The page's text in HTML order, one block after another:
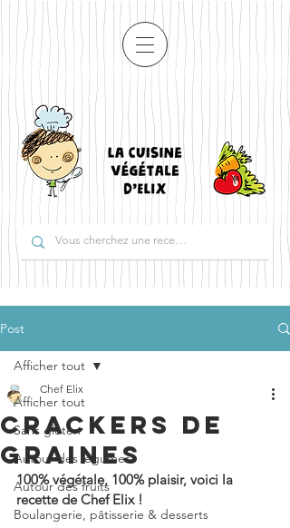
Post
Afficher tout
Sans gluten
Autour des légumes
Autour des fruits
Boulangerie, pâtisserie & desserts
Afficher tout
CRACKERS DE
GRAINES
Chef Elix
100% végétale, 100% plaisir, voici la
recette de Chef Elix !